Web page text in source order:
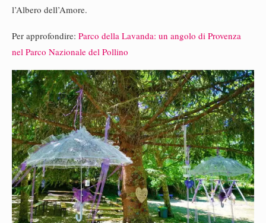
l’Albero dell’Amore.
Per approfondire: Parco della Lavanda: un angolo di Provenza
nel Parco Nazionale del Pollino